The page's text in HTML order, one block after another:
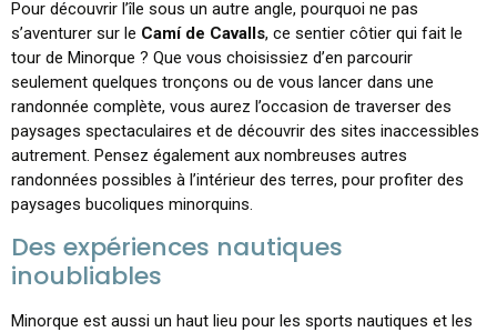
Pour découvrir l’île sous un autre angle, pourquoi ne pas
s’aventurer sur le Camí de Cavalls, ce sentier côtier qui fait le
tour de Minorque ? Que vous choisissiez d’en parcourir
seulement quelques tronçons ou de vous lancer dans une
randonnée complète, vous aurez l’occasion de traverser des
paysages spectaculaires et de découvrir des sites inaccessibles
autrement. Pensez également aux nombreuses autres
randonnées possibles à l’intérieur des terres, pour profiter des
paysages bucoliques minorquins.
Des expériences nautiques
inoubliables
Minorque est aussi un haut lieu pour les sports nautiques et les